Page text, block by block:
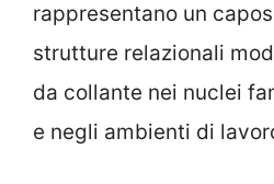
rappresentano un
strutture relazionali
da collante nei nuclei
e negli ambienti di